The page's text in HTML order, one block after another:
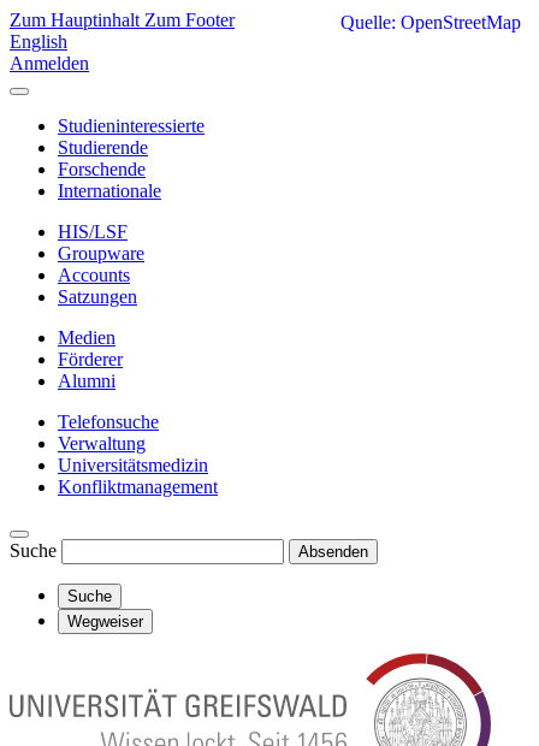
Zum Hauptinhalt Zum Footer
English
Anmelden
Studieninteressierte
Studierende
Forschende
Internationale
HIS/LSF
Groupware
Accounts
Satzungen
Medien
Förderer
Alumni
Telefonsuche
Verwaltung
Universitätsmedizin
Konfliktmanagement
Suche Absenden
Suche
Wegweiser
Quelle: OpenStreetMap